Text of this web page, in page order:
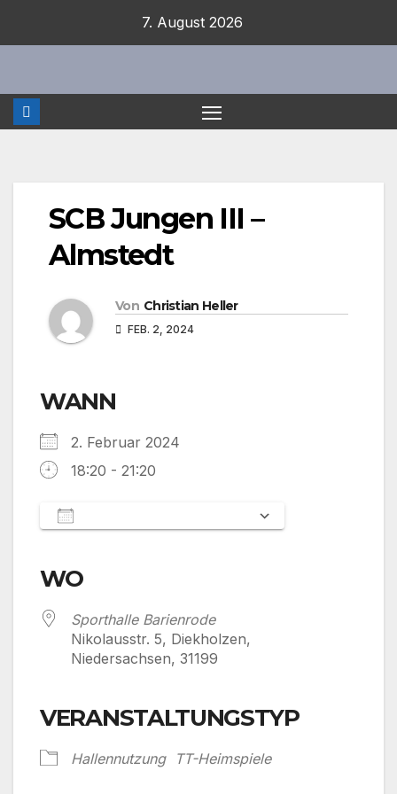
7. August 2026
SCB Jungen III –
Almstedt
Von Christian Heller
FEB. 2, 2024
WANN
2. Februar 2024
18:20 - 21:20
WO
Sporthalle Barienrode
Nikolausstr. 5, Diekholzen,
Niedersachsen, 31199
VERANSTALTUNGSTYP
Hallennutzung TT-Heimspiele